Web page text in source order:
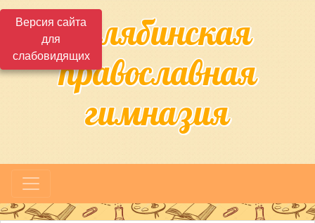
Версия сайта
для
слабовидящихЧелябинская
православная
гимназия